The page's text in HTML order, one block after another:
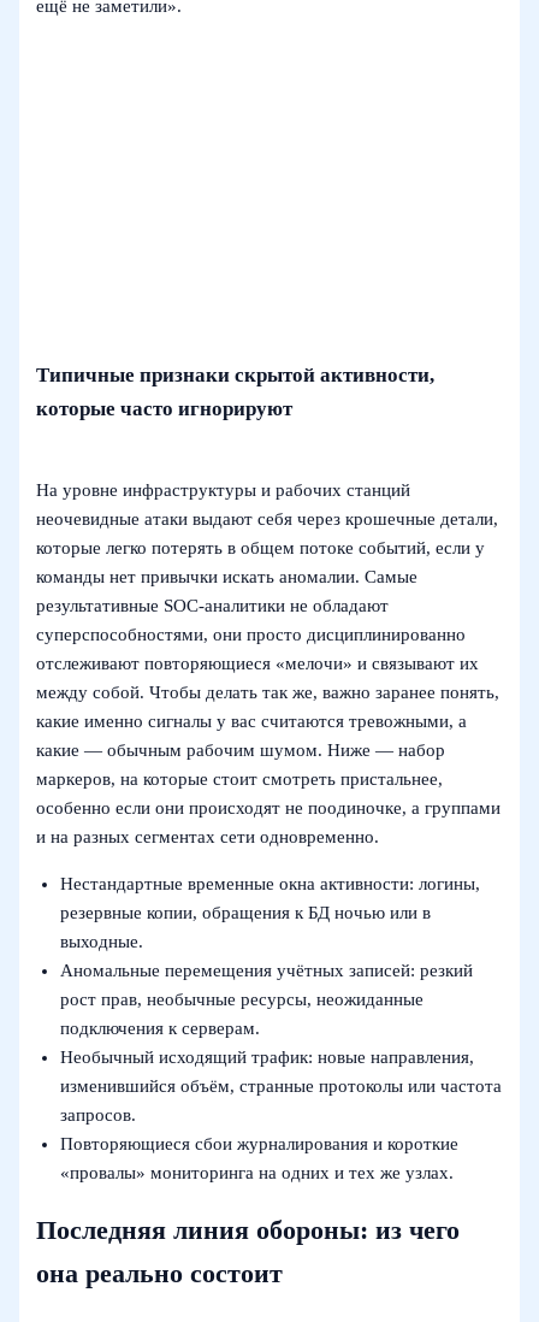
ещё не заметили».
Типичные признаки скрытой активности,
которые часто игнорируют
На уровне инфраструктуры и рабочих станций
неочевидные атаки выдают себя через крошечные детали,
которые легко потерять в общем потоке событий, если у
команды нет привычки искать аномалии. Самые
результативные SOC‑аналитики не обладают
суперспособностями, они просто дисциплинированно
отслеживают повторяющиеся «мелочи» и связывают их
между собой. Чтобы делать так же, важно заранее понять,
какие именно сигналы у вас считаются тревожными, а
какие — обычным рабочим шумом. Ниже — набор
маркеров, на которые стоит смотреть пристальнее,
особенно если они происходят не поодиночке, а группами
и на разных сегментах сети одновременно.
Нестандартные временные окна активности: логины,
резервные копии, обращения к БД ночью или в
выходные.
Аномальные перемещения учётных записей: резкий
рост прав, необычные ресурсы, неожиданные
подключения к серверам.
Необычный исходящий трафик: новые направления,
изменившийся объём, странные протоколы или частота
запросов.
Повторяющиеся сбои журналирования и короткие
«провалы» мониторинга на одних и тех же узлах.
Последняя линия обороны: из чего
она реально состоит